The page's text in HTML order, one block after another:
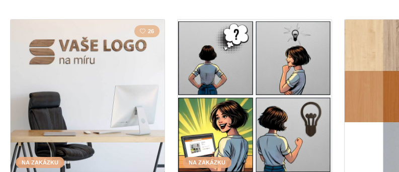
Umístění
Barva
Vlastní text
Technologie výroby
Exkluzivita
NA ZAKÁZKU
26
NA ZAKÁZKU